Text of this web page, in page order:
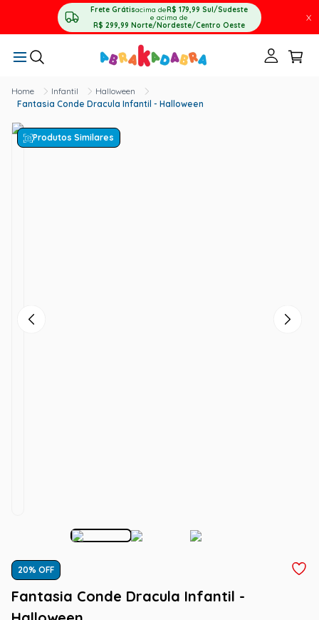
Frete Grátisacima deR$ 179,99 Sul/Sudeste
e acima de
R$ 299,99 Norte/Nordeste/Centro Oeste
X
Infantil
Halloween
Fantasia Conde Dracula Infantil - Halloween
Produtos Similares
20% OFF
Fantasia Conde Dracula Infantil -